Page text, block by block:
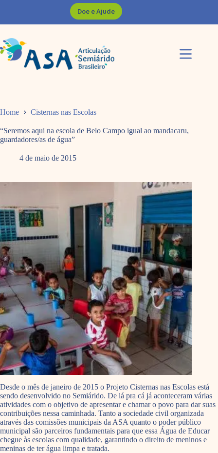
Doe e Ajude
Home Cisternas nas Escolas
“Seremos aqui na escola de Belo Campo igual ao mandacaru,
guardadores/as de água”
4 de maio de 2015
Desde o mês de janeiro de 2015 o Projeto Cisternas nas Escolas está
sendo desenvolvido no Semiárido. De lá pra cá já aconteceram várias
atividades com o objetivo de apresentar e chamar o povo para dar suas
contribuições nessa caminhada. Tanto a sociedade civil organizada
através das comissões municipais da ASA quanto o poder público
municipal são parceiros fundamentais para que essa Água de Educar
chegue às escolas com qualidade, garantindo o direito de meninos e
meninas de ter água limpa e tratada.